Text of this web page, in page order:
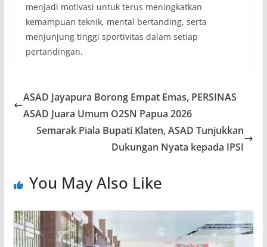
menjadi motivasi untuk terus meningkatkan
kemampuan teknik, mental bertanding, serta
menjunjung tinggi sportivitas dalam setiap
pertandingan.
ASAD Jayapura Borong Empat Emas, PERSINAS
ASAD Juara Umum O2SN Papua 2026
Semarak Piala Bupati Klaten, ASAD Tunjukkan
Dukungan Nyata kepada IPSI
You May Also Like